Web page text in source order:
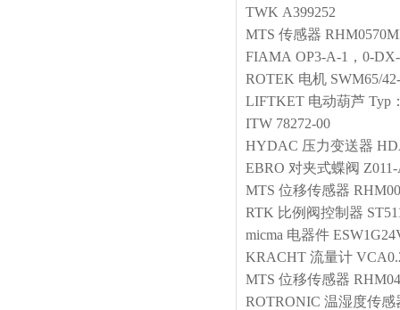
TWK A399252
MTS 传感器
FIAMA OP3-A-1，0-
ROTEK 电机 SWM65/
LIFTKET 电动葫芦 Typ
ITW 78272-00
HYDAC 压力变送器
EBRO 对夹式蝶阀
MTS 位移传感器
RTK 比例阀控制器
micma 电器件
KRACHT 流量计
MTS 位移传感器
ROTRONIC 温湿度传感